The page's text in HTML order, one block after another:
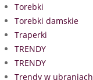
Torebki
Torebki damskie
Traperki
TRENDY
TRENDY
Trendy w ubraniach